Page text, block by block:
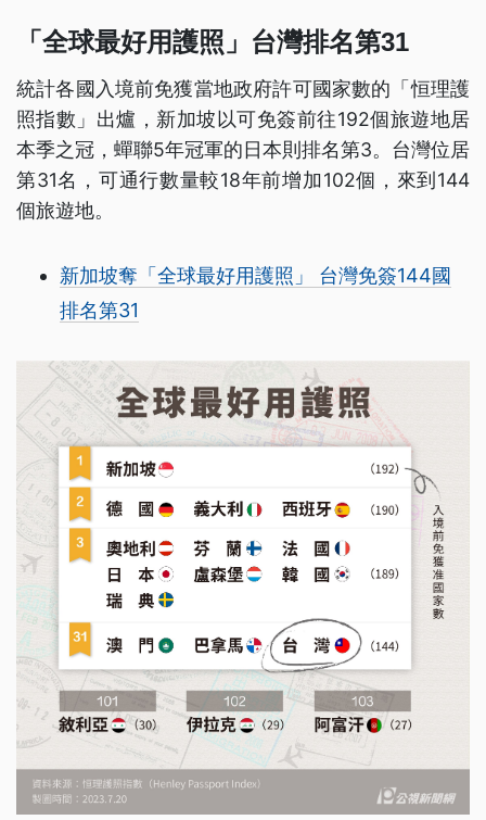
「全球最好用護照」台灣排名第31
統計各國入境前免獲當地政府許可國家數的「恒理護
照指數」出爐，新加坡以可免簽前往192個旅遊地居
本季之冠，蟬聯5年冠軍的日本則排名第3。台灣位居
第31名，可通行數量較18年前增加102個，來到144
個旅遊地。
新加坡奪「全球最好用護照」 台灣免簽144國
排名第31